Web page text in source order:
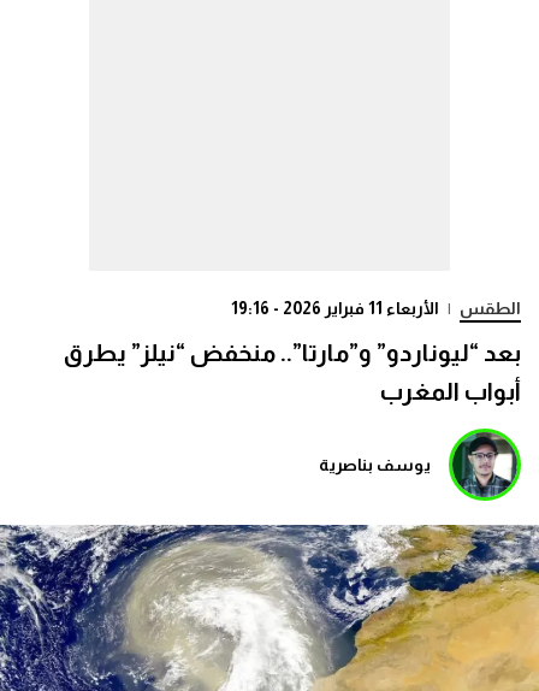
الطقس | الأربعاء 11 فبراير 2026 - 19:16
بعد “ليوناردو” و”مارتا”.. منخفض “نيلز” يطرق
أبواب المغرب
يوسف بناصرية